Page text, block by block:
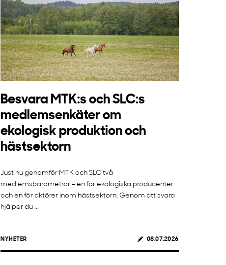
Besvara MTK:s och SLC:s
medlemsenkäter om
ekologisk produktion och
hästsektorn
Just nu genomför MTK och SLC två
medlemsbarometrar – en för ekologiska producenter
och en för aktörer inom hästsektorn. Genom att svara
hjälper du ...
NYHETER 08.07.2026